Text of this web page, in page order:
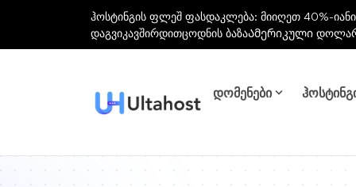
ჰოსტინგის ფლეშ ფასდაკლება: მიიღეთ 40%-
დაგვიკავშირდითცოდნის ბაზაᲐმერიკული
დომენები